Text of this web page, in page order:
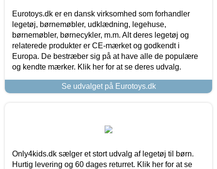
Eurotoys.dk er en dansk virksomhed som forhandler
legetøj, børnemøbler, udklædning, legehuse,
børnemøbler, børnecykler, m.m. Alt deres legetøj og
relaterede produkter er CE-mærket og godkendt i
Europa. De bestræber sig på at have alle de populære
og kendte mærker. Klik her for at se deres udvalg.
Se udvalget på Eurotoys.dk
Only4kids.dk sælger et stort udvalg af legetøj til børn.
Hurtig levering og 60 dages returret. Klik her for at se